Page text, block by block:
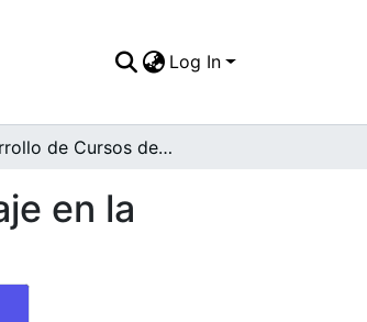
Log In
Desarrollo de Cursos del Servicio Nacional de Aprendizaje en la caseta comunal del barrio La Estrella. El Cerrito
en la